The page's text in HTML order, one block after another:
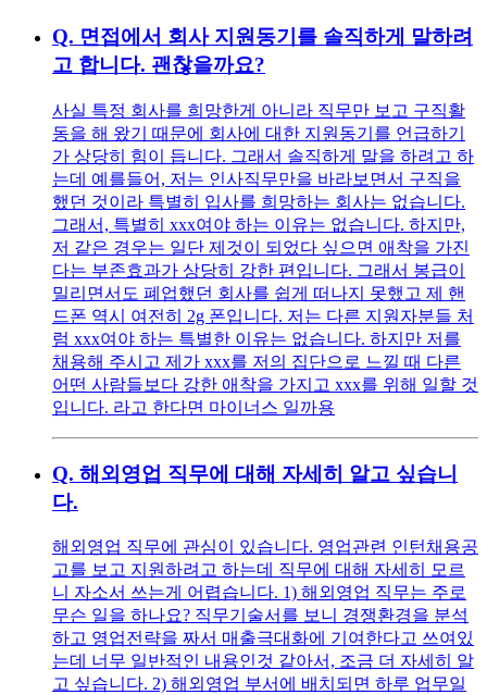
Q. 면접에서 회사 지원동기를 솔직하게 말하려
고 합니다. 괜찮을까요?
사실 특정 회사를 희망한게 아니라 직무만 보고 구직활
동을 해 왔기 때문에 회사에 대한 지원동기를 언급하기
가 상당히 힘이 듭니다. 그래서 솔직하게 말을 하려고 하
는데 예를들어, 저는 인사직무만을 바라보면서 구직을
했던 것이라 특별히 입사를 희망하는 회사는 없습니다.
그래서, 특별히 xxx여야 하는 이유는 없습니다. 하지만,
저 같은 경우는 일단 제것이 되었다 싶으면 애착을 가진
다는 부존효과가 상당히 강한 편입니다. 그래서 봉급이
밀리면서도 폐업했던 회사를 쉽게 떠나지 못했고 제 핸
드폰 역시 여전히 2g 폰입니다. 저는 다른 지원자분들 처
럼 xxx여야 하는 특별한 이유는 없습니다. 하지만 저를
채용해 주시고 제가 xxx를 저의 집단으로 느낄 때 다른
어떤 사람들보다 강한 애착을 가지고 xxx를 위해 일할 것
입니다. 라고 한다면 마이너스 일까용
Q. 해외영업 직무에 대해 자세히 알고 싶습니
다.
해외영업 직무에 관심이 있습니다. 영업관련 인턴채용공
고를 보고 지원하려고 하는데 직무에 대해 자세히 모르
니 자소서 쓰는게 어렵습니다. 1) 해외영업 직무는 주로
무슨 일을 하나요? 직무기술서를 보니 경쟁환경을 분석
하고 영업전략을 짜서 매출극대화에 기여한다고 쓰여있
는데 너무 일반적인 내용인것 같아서, 조금 더 자세히 알
고 싶습니다. 2) 해외영업 부서에 배치되면 하루 업무일